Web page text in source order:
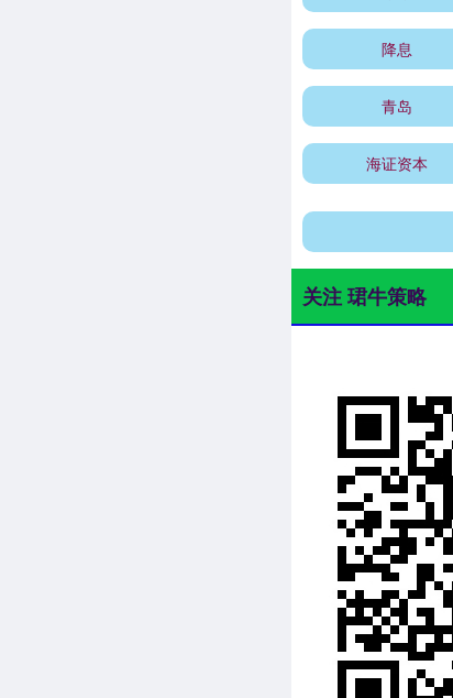
降息
青岛
海证资本
关注 珺牛策略